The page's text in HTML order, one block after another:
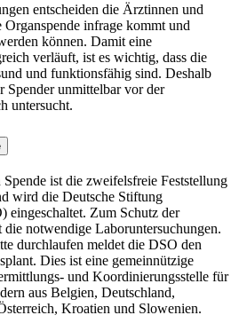
entscheiden die Ärztinnen und
infrage kommt und
können. Damit eine
verläuft, ist es wichtig, dass die
und funktionsfähig sind. Deshalb
Spender unmittelbar vor der
untersucht.
ist die zweifelsfreie Feststellung
wird die Deutsche Stiftung
eingeschaltet. Zum Schutz der
die notwendige Laboruntersuchungen.
durchlaufen meldet die DSO den
Dies ist eine gemeinnützige
und Koordinierungsstelle für
aus Belgien, Deutschland,
Kroatien und Slowenien.